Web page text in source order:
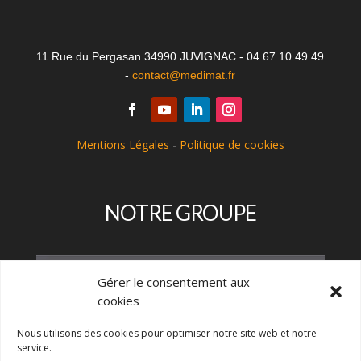
Gérer le consentement aux
cookies
Nous utilisons des cookies pour optimiser notre site web et notre
service.
11 Rue du Pergasan 34990 JUVIGNAC - 04 67 10 49 49
-contact@medimat.fr
Mentions Légales - Politique de cookies
NOTRE GROUPE